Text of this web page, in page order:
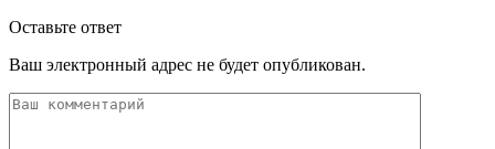
Оставьте ответ
Ваш электронный адрес не будет опубликован.